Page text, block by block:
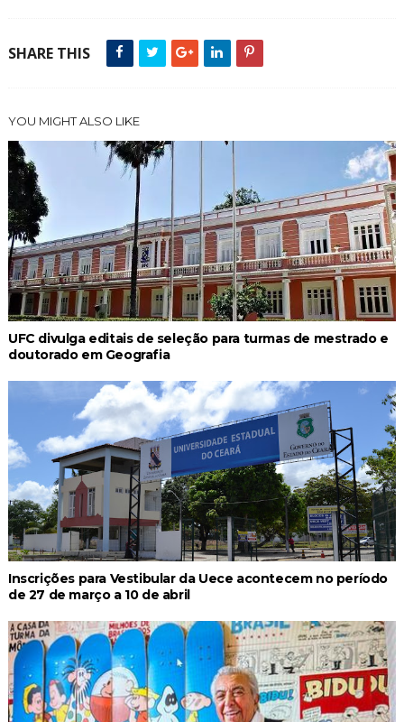
SHARE THIS
YOU MIGHT ALSO LIKE
UFC divulga editais de seleção para turmas de mestrado e
doutorado em Geografia
Inscrições para Vestibular da Uece acontecem no período
de 27 de março a 10 de abril